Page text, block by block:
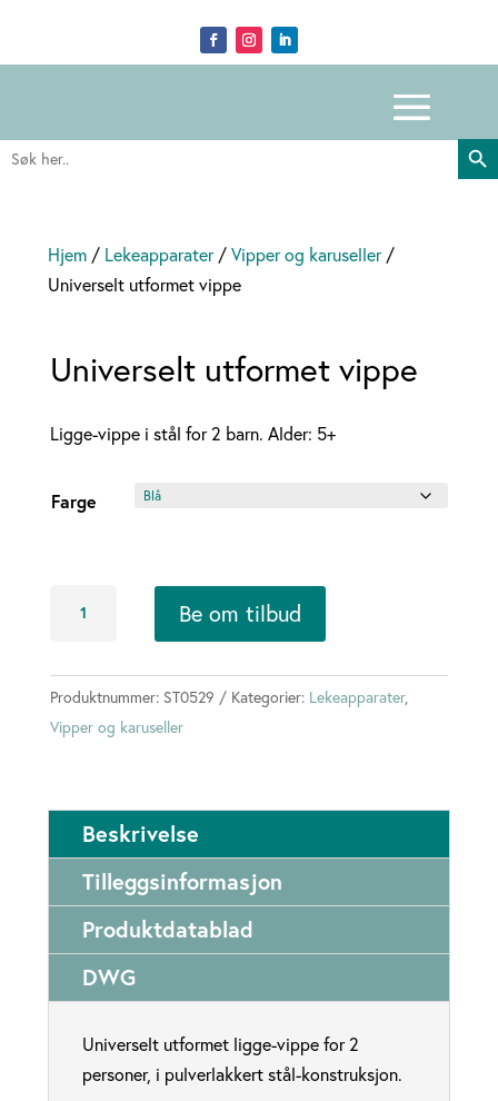
Search
for:
Search
Hjem/ Lekeapparater/ Vipper og karuseller/
Universelt utformet vippe
Universelt utformet vippe
Ligge-vippe i stål for 2 barn. Alder: 5+
Farge
antall
Be om tilbud
Produktnummer: ST0529 Kategorier: Lekeapparater,
Vipper og karuseller
Beskrivelse
Tilleggsinformasjon
Produktdatablad
DWG
Universelt utformet ligge-vippe for 2
personer, i pulverlakkert stål-konstruksjon.